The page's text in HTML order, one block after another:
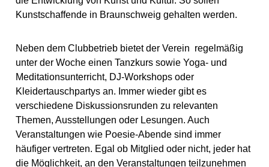
Kunstschaffende in Braunschweig gehalten werden.
Neben dem Clubbetrieb bietet der Verein regelmäßig
unter der Woche einen Tanzkurs sowie Yoga- und
Meditationsunterricht, DJ-Workshops oder
Kleidertauschpartys an. Immer wieder gibt es
verschiedene Diskussionsrunden zu relevanten
Themen, Ausstellungen oder Lesungen. Auch
Veranstaltungen wie Poesie-Abende sind immer
häufiger vertreten. Egal ob Mitglied oder nicht, jeder hat
die Möglichkeit, an den Veranstaltungen teilzunehmen